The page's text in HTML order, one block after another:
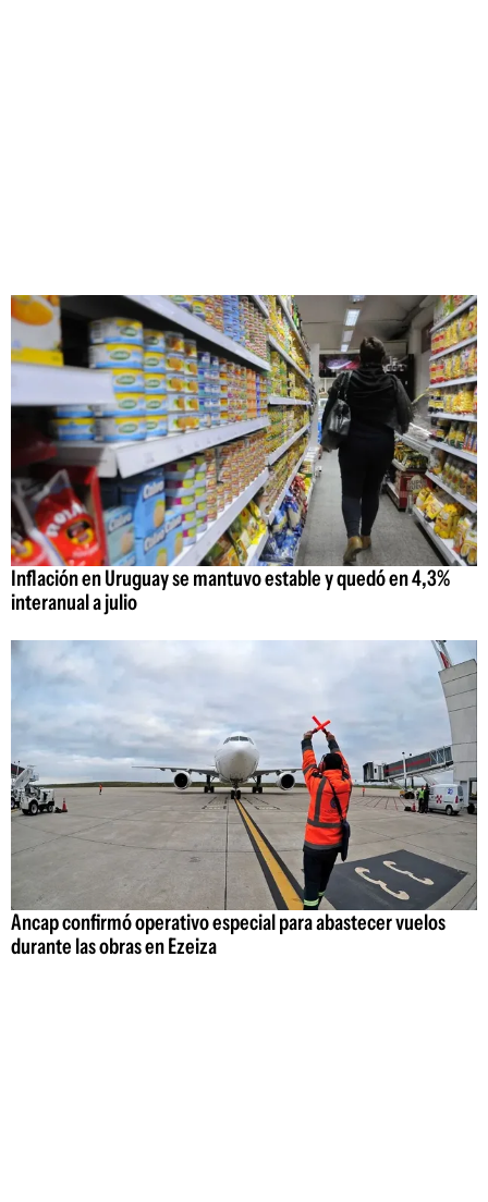
Inflación en Uruguay se mantuvo estable y quedó en 4,3%
interanual a julio
Ancap confirmó operativo especial para abastecer vuelos
durante las obras en Ezeiza